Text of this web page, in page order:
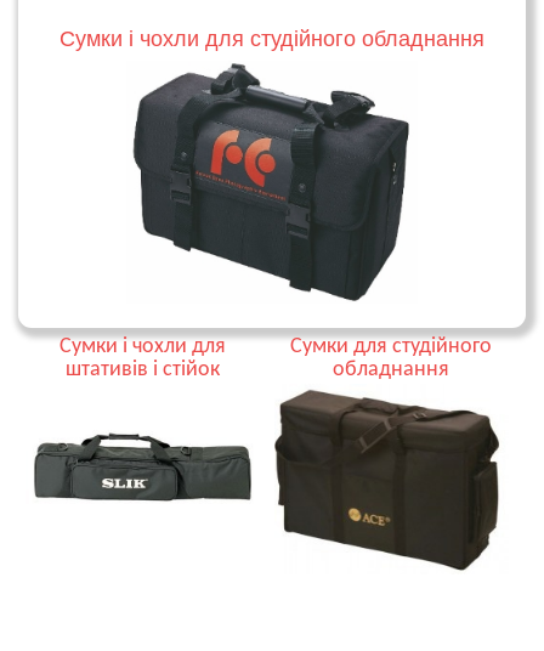
Сумки і чохли для студійного обладнання
Сумки і чохли для
штативів і стійок
Сумки для студійного
обладнання